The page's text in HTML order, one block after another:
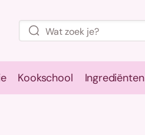
Kookschool Ingrediënten